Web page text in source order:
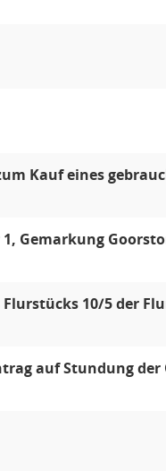
Kauf eines
Gemarkung
10/5 der
auf Stundung der